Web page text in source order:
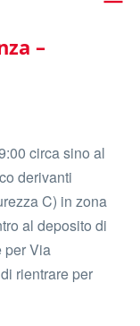
–
circa sino al
derivanti
C) in zona
al deposito di
per Via
rientrare per